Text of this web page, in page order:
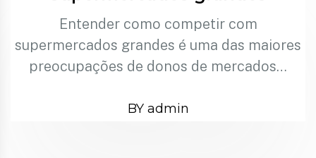
Entender como competir com
supermercados grandes é uma das maiores
preocupações de donos de mercados…
BY admin